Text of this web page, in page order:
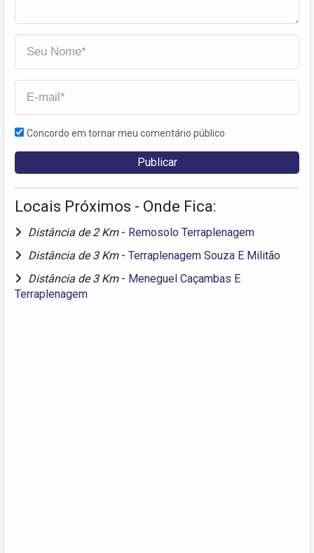
Concordo em tornar meu comentário público
Locais Próximos - Onde Fica:
Distância de 2 Km - Remosolo Terraplenagem
Distância de 3 Km - Terraplenagem Souza E Militão
Distância de 3 Km - Meneguel Caçambas E
Terraplenagem